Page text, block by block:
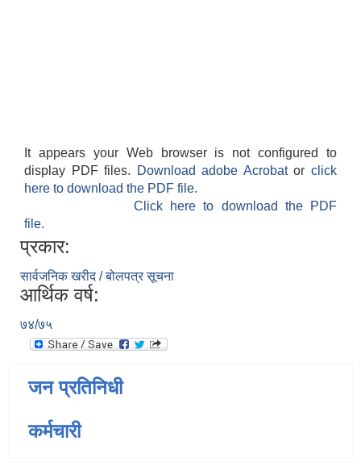
It appears your Web browser is not configured to
display PDF files.
Download adobe Acrobatorclick
here to download the PDF file.
Click here to download the PDF
file.
प्रकार:
सार्वजनिक खरीद / बोलपत्र सूचना
आर्थिक वर्ष:
७४/७५
जन प्रतिनिधी
कर्मचारी